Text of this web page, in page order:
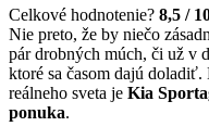
Celkové hodnotenie? 8,5 /
Nie preto, že by niečo
pár drobných múch, či už v
ktoré sa časom dajú
reálneho sveta je Kia
ponuka.